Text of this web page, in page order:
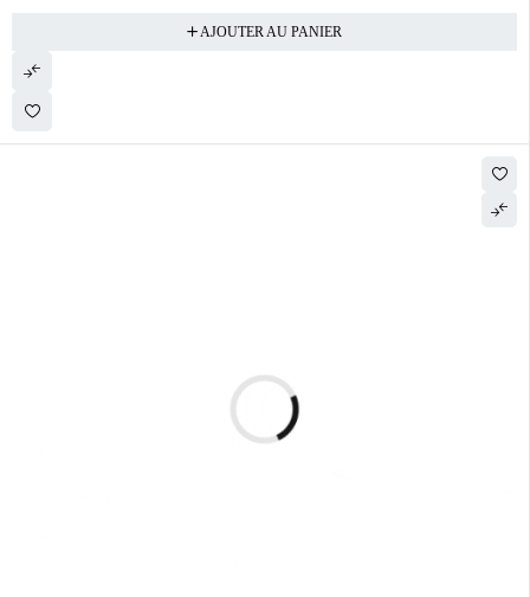
AJOUTER AU PANIER